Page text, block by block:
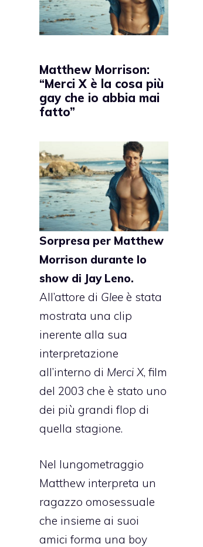
Matthew Morrison:
“Merci X è la cosa più
gay che io abbia mai
fatto”
Sorpresa per Matthew
Morrison durante lo
show di Jay Leno.
All’attore di Glee è stata
mostrata una clip
inerente alla sua
interpretazione
all’interno di Merci X, film
del 2003 che è stato uno
dei più grandi flop di
quella stagione.
Nel lungometraggio
Matthew interpreta un
ragazzo omosessuale
che insieme ai suoi
amici forma una boy